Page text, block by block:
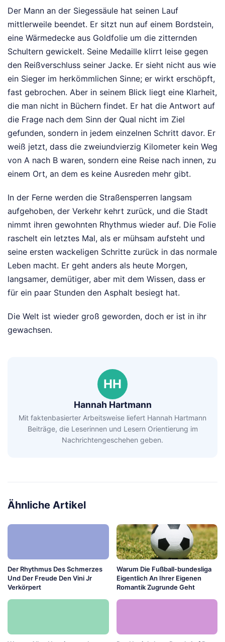
Der Mann an der Siegessäule hat seinen Lauf
mittlerweile beendet. Er sitzt nun auf einem Bordstein,
eine Wärmedecke aus Goldfolie um die zitternden
Schultern gewickelt. Seine Medaille klirrt leise gegen
den Reißverschluss seiner Jacke. Er sieht nicht aus wie
ein Sieger im herkömmlichen Sinne; er wirkt erschöpft,
fast gebrochen. Aber in seinem Blick liegt eine Klarheit,
die man nicht in Büchern findet. Er hat die Antwort auf
die Frage nach dem Sinn der Qual nicht im Ziel
gefunden, sondern in jedem einzelnen Schritt davor. Er
weiß jetzt, dass die zweiundvierzig Kilometer kein Weg
von A nach B waren, sondern eine Reise nach innen, zu
einem Ort, an dem es keine Ausreden mehr gibt.
In der Ferne werden die Straßensperren langsam
aufgehoben, der Verkehr kehrt zurück, und die Stadt
nimmt ihren gewohnten Rhythmus wieder auf. Die Folie
raschelt ein letztes Mal, als er mühsam aufsteht und
seine ersten wackeligen Schritte zurück in das normale
Leben macht. Er geht anders als heute Morgen,
langsamer, demütiger, aber mit dem Wissen, dass er
für ein paar Stunden den Asphalt besiegt hat.
Die Welt ist wieder groß geworden, doch er ist in ihr
gewachsen.
HH
Hannah Hartmann
Mit faktenbasierter Arbeitsweise liefert Hannah Hartmann
Beiträge, die Leserinnen und Lesern Orientierung im
Nachrichtengeschehen geben.
Ähnliche Artikel
Der Rhythmus Des Schmerzes
Und Der Freude Den Vini Jr
Verkörpert
Warum Die Fußball-bundesliga
Eigentlich An Ihrer Eigenen
Romantik Zugrunde Geht